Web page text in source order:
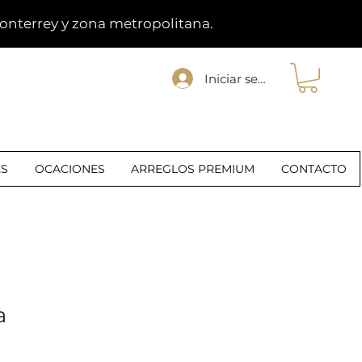
y zona metropolitana.
Iniciar sesión
OCACIONES ARREGLOS PREMIUM CONTACTO